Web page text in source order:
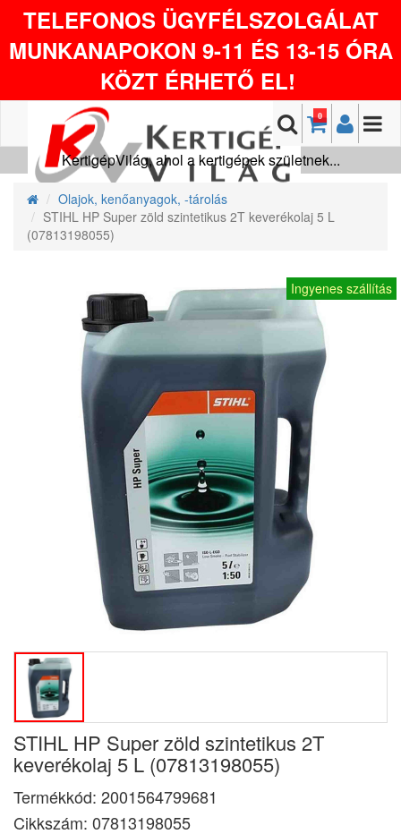
TELEFONOS ÜGYFÉLSZOLGÁLAT
MUNKANAPOKON 9-11 ÉS 13-15 ÓRA
KÖZT ÉRHETŐ EL!
0
KertigépVilág, ahol a kertigépek születnek...
Olajok, kenőanyagok, -tárolás
STIHL HP Super zöld szintetikus 2T keverékolaj 5 L
(07813198055)
Ingyenes szállítás
STIHL HP Super zöld szintetikus 2T
keverékolaj 5 L (07813198055)
Termékkód: 2001564799681
Cikkszám: 07813198055